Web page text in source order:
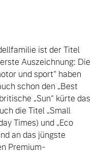
ist der Titel
Auszeichnung: Die
und sport“ haben
schon den „Best
„Sun“ kürte das
die Titel „Small
Times) und „Eco
an das jüngste
Premium-